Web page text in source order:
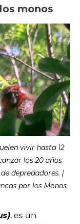
monos
vivir hasta 12
los 20 años
depredadores. |
por los Monos
, es un